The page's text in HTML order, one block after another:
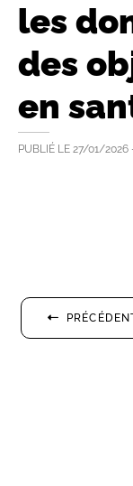
les
des
en
PUBLIÉ LE 27/01/2026